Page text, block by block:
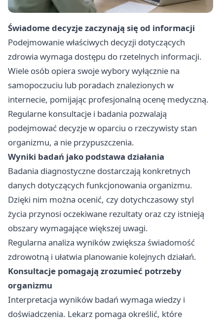
Świadome decyzje zaczynają się od informacji
Podejmowanie właściwych decyzji dotyczących
zdrowia wymaga dostępu do rzetelnych informacji.
Wiele osób opiera swoje wybory wyłącznie na
samopoczuciu lub poradach znalezionych w
internecie, pomijając profesjonalną ocenę medyczną.
Regularne konsultacje i badania pozwalają
podejmować decyzje w oparciu o rzeczywisty stan
organizmu, a nie przypuszczenia.
Wyniki badań jako podstawa działania
Badania diagnostyczne dostarczają konkretnych
danych dotyczących funkcjonowania organizmu.
Dzięki nim można ocenić, czy dotychczasowy styl
życia przynosi oczekiwane rezultaty oraz czy istnieją
obszary wymagające większej uwagi.
Regularna analiza wyników zwiększa świadomość
zdrowotną i ułatwia planowanie kolejnych działań.
Konsultacje pomagają zrozumieć potrzeby
organizmu
Interpretacja wyników badań wymaga wiedzy i
doświadczenia. Lekarz pomaga określić, które